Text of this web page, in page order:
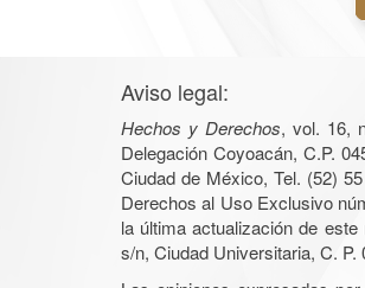
Aviso legal:
Hechos y Derechos, vol. 16,
Delegación Coyoacán, C.P.
Ciudad de México, Tel. (52)
Derechos al Uso Exclusivo
la última actualización de
s/n, Ciudad Universitaria, C.